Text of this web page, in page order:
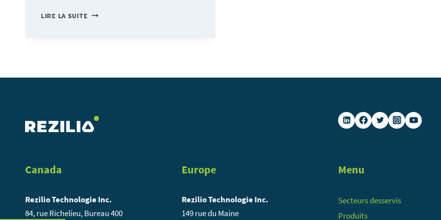
LIRE LA SUITE AVEZ-
Canada
Rezilio Technologie Inc.
84, rue Richelieu, Bureau 400
Europe
Rezilio Technologie Inc.
149 rue du Maine
Menu
Secteurs desservis
Produits